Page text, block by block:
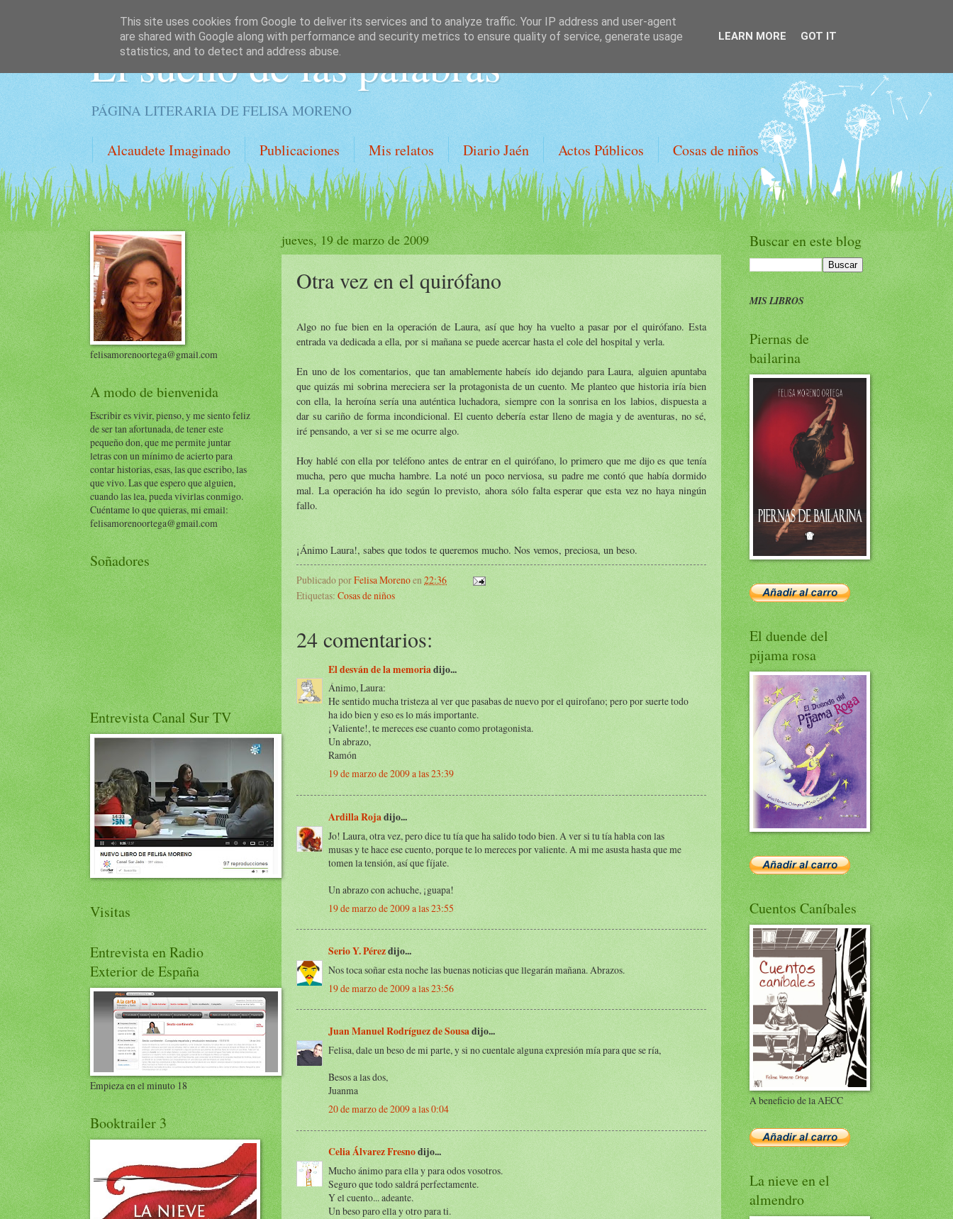
El sueño de las palabras
PÁGINA LITERARIA DE FELISA MORENO
Alcaudete Imaginado Publicaciones Mis relatos Diario Jaén Actos Públicos Cosas de niños
jueves, 19 de marzo de 2009
Otra vez en el quirófano
Algo no fue bien en la operación de Laura, así que hoy ha vuelto a pasar por el quirófano. Esta
entrada va dedicada a ella, por si mañana se puede acercar hasta el cole del hospital y verla.
En uno de los comentarios, que tan amablemente habeís ido dejando para Laura, alguien apuntaba
que quizás mi sobrina mereciera ser la protagonista de un cuento. Me planteo que historia iría bien
con ella, la heroína sería una auténtica luchadora, siempre con la sonrisa en los labios, dispuesta a
dar su cariño de forma incondicional. El cuento debería estar lleno de magia y de aventuras, no sé,
iré pensando, a ver si se me ocurre algo.
Hoy hablé con ella por teléfono antes de entrar en el quirófano, lo primero que me dijo es que tenía
mucha, pero que mucha hambre. La noté un poco nerviosa, su padre me contó que había dormido
mal. La operación ha ido según lo previsto, ahora sólo falta esperar que esta vez no haya ningún
fallo.
¡Ánimo Laura!, sabes que todos te queremos mucho. Nos vemos, preciosa, un beso.
Publicado porFelisa Morenoen 22:36
Etiquetas: Cosas de niños
24 comentarios:
El desván de la memoriadijo...
Ánimo, Laura:
He sentido mucha tristeza al ver que pasabas de nuevo por el quirofano; pero por suerte todo
ha ido bien y eso es lo más importante.
¡Valiente!, te mereces ese cuanto como protagonista.
Un abrazo,
Ramón
19 de marzo de 2009 a las 23:39
Ardilla Rojadijo...
Jo! Laura, otra vez, pero dice tu tía que ha salido todo bien. A ver si tu tía habla con las
musas y te hace ese cuento, porque te lo mereces por valiente. A mi me asusta hasta que me
tomen la tensión, así que fíjate.
Un abrazo con achuche, ¡guapa!
19 de marzo de 2009 a las 23:55
Serio Y. Pérezdijo...
Nos toca soñar esta noche las buenas noticias que llegarán mañana. Abrazos.
19 de marzo de 2009 a las 23:56
Juan Manuel Rodríguez de Sousadijo...
Felisa, dale un beso de mi parte, y si no cuentale alguna expresión mía para que se ría,
Besos a las dos,
Juanma
20 de marzo de 2009 a las 0:04
Celia Álvarez Fresnodijo...
Mucho ánimo para ella y para odos vosotros.
Seguro que todo saldrá perfectamente.
Y el cuento... adeante.
Un beso paro ella y otro para ti.
felisamorenoortega@gmail.com
A modo de bienvenida
Escribir es vivir, pienso, y me siento feliz
de ser tan afortunada, de tener este
pequeño don, que me permite juntar
letras con un mínimo de acierto para
contar historias, esas, las que escribo, las
que vivo. Las que espero que alguien,
cuando las lea, pueda vivirlas conmigo.
Cuéntame lo que quieras, mi email:
felisamorenoortega@gmail.com
Soñadores
Entrevista Canal Sur TV
Visitas
Entrevista en Radio
Exterior de España
Empieza en el minuto 18
Booktrailer 3
Buscar en este blog
MIS LIBROS
Piernas de
bailarina
El duende del
pijama rosa
Cuentos Caníbales
A beneficio de la AECC
La nieve en el
almendro
This site uses cookies from Google to deliver its services and to analyze traffic. Your IP address and user-agent
are shared with Google along with performance and security metrics to ensure quality of service, generate usage
statistics, and to detect and address abuse.
LEARN MORE GOT IT